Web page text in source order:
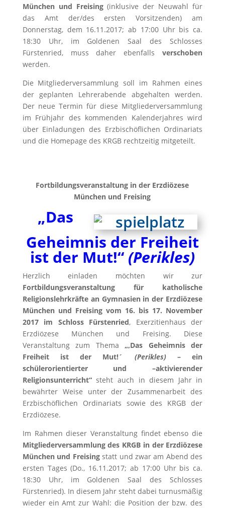
München und Freising(inklusive der Neuwahl für
das Amt der/des ersten Vorsitzenden) am
Donnerstag, dem 16.11.2017; ab 17:00 Uhr bis ca.
18:30 Uhr, im Goldenen Saal des Schlosses
Fürstenried, muss daher ebenfallsverschoben
werden.
Die Mitgliederversammlung soll im Rahmen eines
der geplanten Lehrerabende abgehalten werden.
Der neue Termin für diese Mitgliederversammlung
im Frühjahr des kommenden Kalenderjahres wird
über Einladungen des Erzbischöflichen Ordinariats
und die Homepage des KRGB rechtzeitig mitgeteilt.
Fortbildungsveranstaltung in der Erzdiözese
München und Freising
„Das
Geheimnis der Freiheit
ist der Mut!“ (Perikles)
Herzlich einladen möchten wir zur
Fortbildungsveranstaltung für katholische
Religionslehrkräfte an Gymnasien in der Erzdiözese
München und Freising vom 16. bis 17. November
2017 im Schloss Fürstenried, Exerzitienhaus der
Erzdiözese München und Freising. Diese
Veranstaltung zum Thema „,Das Geheimnis der
Freiheit ist der Mut!´ (Perikles)– ein
schülerorientierter und –aktivierender
Religionsunterricht“steht auch in diesem Jahr in
bewährter Weise unter der Zusammenarbeit des
Erzbischöflichen Ordinariats sowie des KRGB der
Erzdiözese.
Im Rahmen dieser Veranstaltung findet ebenso die
Mitgliederversammlung des KRGB in der Erzdiözese
München und Freisingstatt und zwar am Abend des
ersten Tages (Do., 16.11.2017; ab 17:00 Uhr bis ca.
18:30 Uhr, im Goldenen Saal des Schlosses
Fürstenried). In diesem Jahr steht dabei turnusmäßig
wieder ein Amt zur Wahl: die Position der bzw. des